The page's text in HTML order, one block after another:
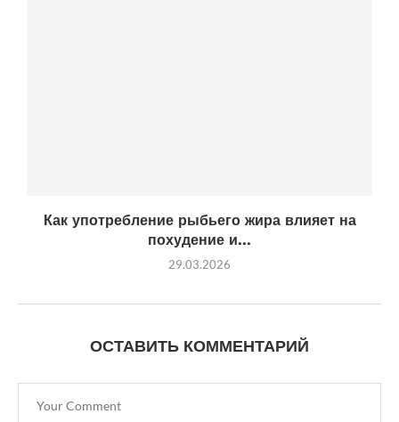
Как употребление рыбьего жира влияет на
похудение и...
29.03.2026
ОСТАВИТЬ КОММЕНТАРИЙ